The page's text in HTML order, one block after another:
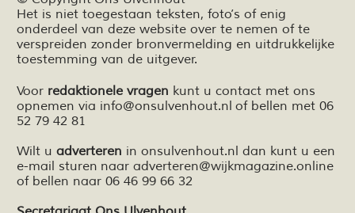
Het is niet toegestaan teksten, foto’s of enig
onderdeel van deze website over te nemen of te
verspreiden zonder bronvermelding en uitdrukkelijke
toestemming van de uitgever.
Voor redaktionele vragen kunt u contact met ons
opnemen via info@onsulvenhout.nl of bellen met 06
52 79 42 81
Wilt u adverteren in onsulvenhout.nl dan kunt u een
e-mail sturen naar adverteren@wijkmagazine.online
of bellen naar 06 46 99 66 32